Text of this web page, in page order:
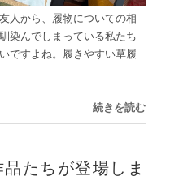
人から、履物についての相
染んでしまっている私たち
ですよね。履きやすい草履
続きを読む
たちが登場しま